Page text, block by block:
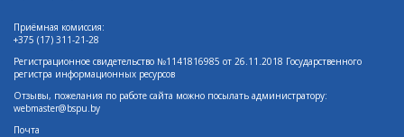
Приёмная комиссия:
+375 (17) 311-21-28
Регистрационное свидетельство №1141816985 от 26.11.2018 Государственного
регистра информационных ресурсов
Отзывы, пожелания по работе сайта можно посылать администратору:
webmaster@bspu.by
Почта